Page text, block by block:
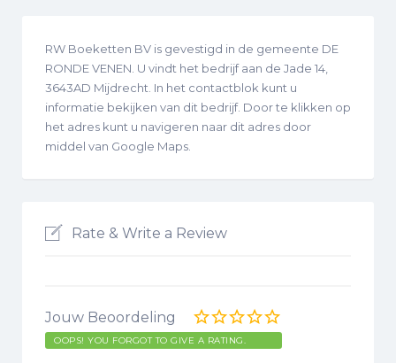
RW Boeketten BV is gevestigd in de gemeente DE
RONDE VENEN. U vindt het bedrijf aan de Jade 14,
3643AD Mijdrecht. In het contactblok kunt u
informatie bekijken van dit bedrijf. Door te klikken op
het adres kunt u navigeren naar dit adres door
middel van Google Maps.
Rate & Write a Review
Jouw Beoordeling
OOPS! YOU FORGOT TO GIVE A RATING.